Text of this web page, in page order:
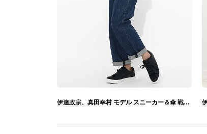
伊達政宗、真田幸村 モデル スニーカー＆傘 戦国BASARA